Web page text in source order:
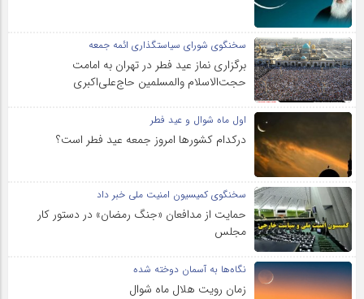
سخنگوی شورای سیاستگذاری ائمه جمعه
برگزاری نماز عید فطر در تهران به امامت
حجت‌الاسلام والمسلمین حاج‌علی‌اکبری
اول ماه شوال و عید فطر
درکدام کشورها امروز جمعه عید فطر است؟
سخنگوی کمیسیون امنیت ملی خبر داد
حمایت از مدافعان «جنگ رمضان» در دستور کار
مجلس
نگاه‌ها به آسمان دوخته شده
زمان رویت هلال ماه شوال